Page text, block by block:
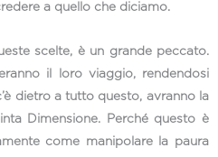
a quello che diciamo.
scelte, è un grande peccato.
il loro viaggio, rendendosi
dietro a tutto questo, avranno la
Dimensione. Perché questo è
come manipolare la paura